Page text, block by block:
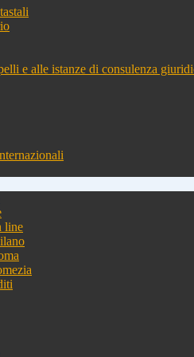
e alle istanze di consulenza
line